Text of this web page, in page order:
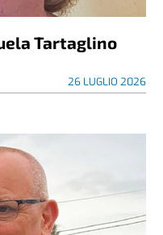
Tartaglino
26 LUGLIO 2026